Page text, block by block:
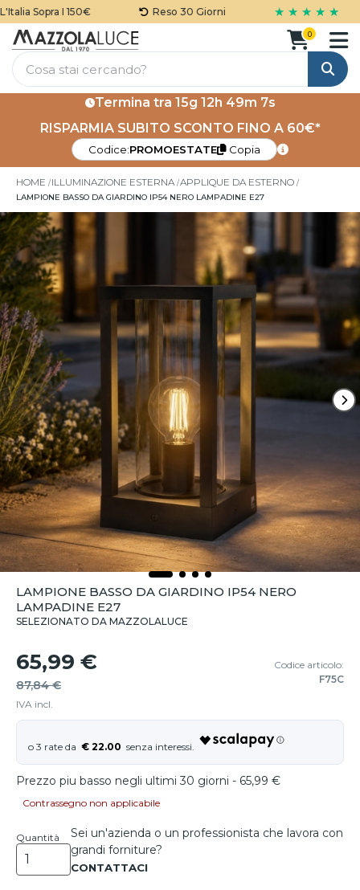
Sopra I 150€ Reso 30 Giorni ★ ★ ★ ★ ★
Cerca
0
Termina tra 15g 12h 49m 6s
RISPARMIA SUBITO SCONTO FINO A 60€*
Codice:PROMOESTATE Copia
HOME ILLUMINAZIONE ESTERNA APPLIQUE DA ESTERNO
LAMPIONE BASSO DA GIARDINO IP54 NERO LAMPADINE E27
LAMPIONE BASSO DA GIARDINO IP54 NERO
LAMPADINE E27
SELEZIONATO DA MAZZOLALUCE
65,99 €
87,84 €
IVA incl.
Codice articolo:
F75C
€ 22.00
Prezzo piu basso negli ultimi 30 giorni - 65,99 €
Contrassegno non applicabile
Quantità
Sei un'azienda o un professionista che lavora con
grandi forniture?